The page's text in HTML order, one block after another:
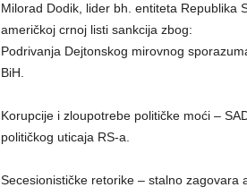
Milorad Dodik, lider bh. entiteta Republika
američkoj crnoj listi sankcija zbog:
Podrivanja Dejtonskog mirovnog
BiH.
Korupcije i zloupotrebe političke moći –
političkog uticaja RS-a.
Secesionističke retorike – stalno zagovara